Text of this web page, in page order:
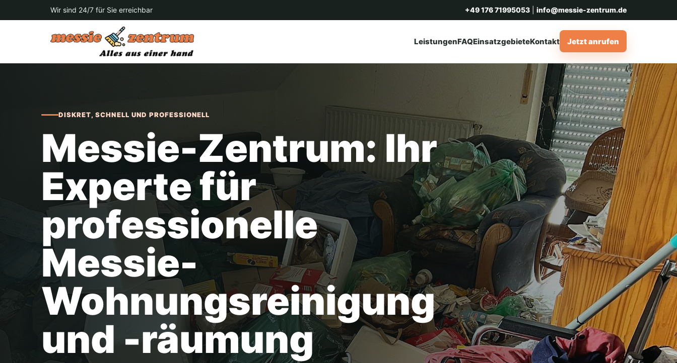
Wir sind 24/7 für Sie erreichbar +49 176 71995053 info@messie-zentrum.de
LeistungenFAQEinsatzgebieteKontakt Jetzt anrufen
DISKRET, SCHNELL UND PROFESSIONELL
Messie-Zentrum: Ihr
Experte für
professionelle
Messie-
Wohnungsreinigung
und -räumung